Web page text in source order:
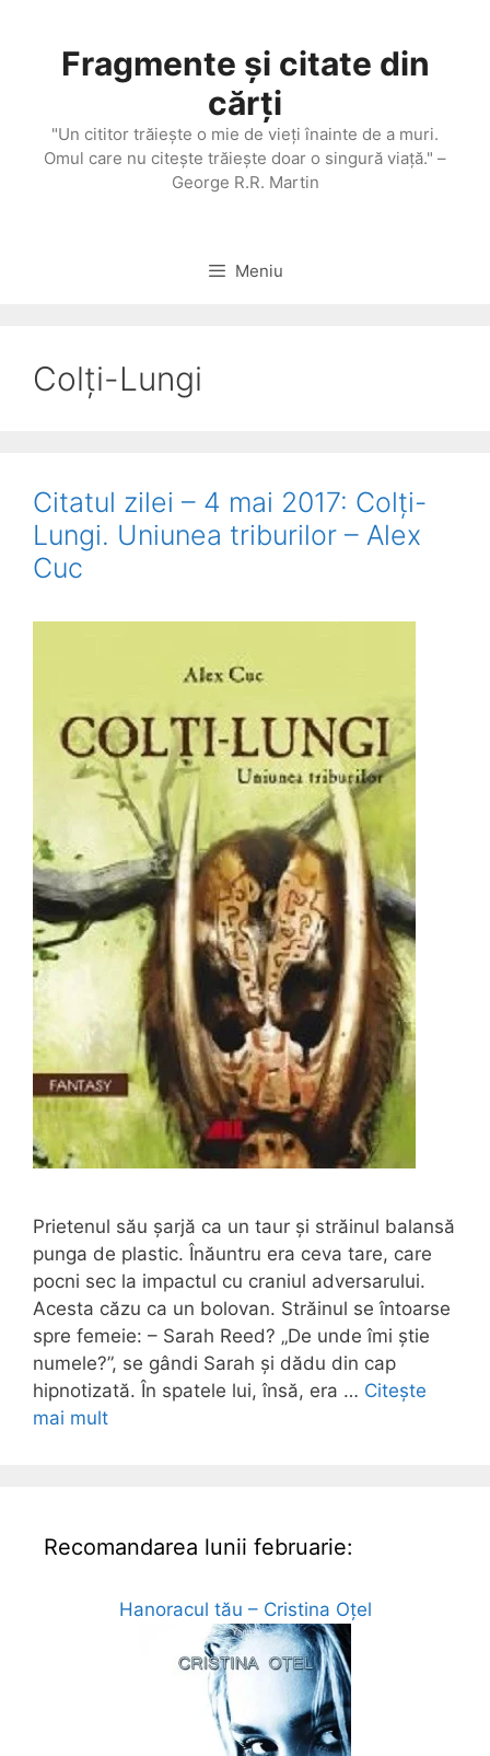
conținutFragmente și citate din
cărți
"Un cititor trăieşte o mie de vieţi înainte de a muri.
Omul care nu citeşte trăieşte doar o singură viaţă." –
George R.R. Martin
Meniu
Colți-Lungi
Citatul zilei – 4 mai 2017: Colți-
Lungi. Uniunea triburilor – Alex
Cuc
Prietenul său șarjă ca un taur și străinul balansă
punga de plastic. Înăuntru era ceva tare, care
pocni sec la impactul cu craniul adversarului.
Acesta căzu ca un bolovan. Străinul se întoarse
spre femeie: – Sarah Reed? „De unde îmi știe
numele?”, se gândi Sarah și dădu din cap
hipnotizată. În spatele lui, însă, era … Citește
mai mult
Recomandarea lunii februarie:
Hanoracul tău – Cristina Oțel